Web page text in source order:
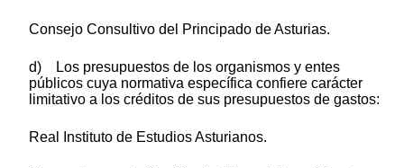
Consejo Consultivo del Principado de Asturias.
d) Los presupuestos de los organismos y entes
públicos cuya normativa específica confiere carácter
limitativo a los créditos de sus presupuestos de gastos:
Real Instituto de Estudios Asturianos.